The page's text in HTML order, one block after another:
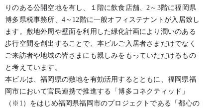
りのある公開空地を有し、１階に飲食店舗、2～3階に福岡県
博多県税事務所、4～12階に一般オフィステナントが入居致し
ます。敷地外周や壁面を利用した緑化計画により潤いのある
歩行空間を創出することで、本ビルご入居者さまだけでなく
ご来訪者や地域の皆さまにも親しみをもっていただけるもの
と考えています。
本ビルは、福岡県の敷地を有効活用するとともに、福岡県福
岡市において官民連携で推進する「博多コネクティッド」
（※1）をはじめ福岡県福岡市のプロジェクトである「都心の